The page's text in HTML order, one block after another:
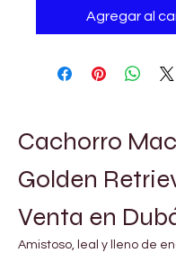
Agregar al
Cachorro
Golden
Venta en
Amistoso, leal y lleno de